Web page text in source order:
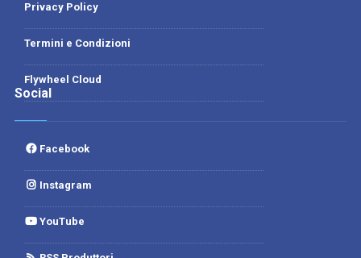
Privacy Policy
Termini e Condizioni
Flywheel Cloud
Social
Facebook
Instagram
YouTube